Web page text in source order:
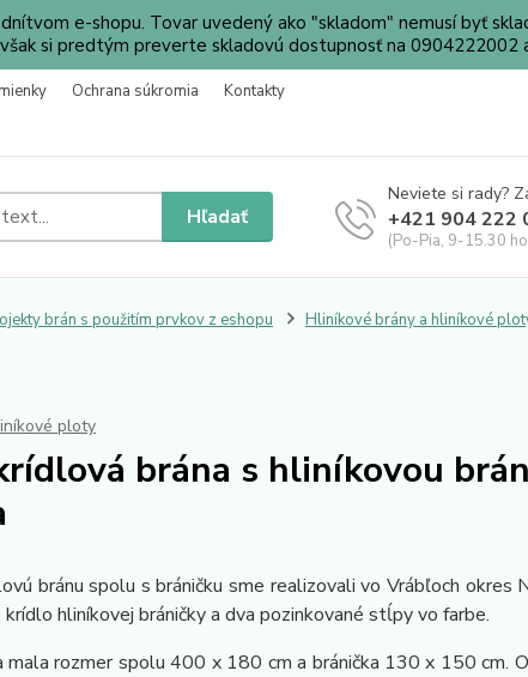
e-shopu. Tovar uvedený ako "skladom" nemusí byť
si predtým preverte skladovú dostupnosť na 0904222002
Ochrana súkromia
Kontakty
Hľadať
Neviete si rady?
+421 904 222
(Po-Pia, 9-15.30
brán s použitím prvkov z eshopu Hliníkové brány a hliníkové
ploty
brána s hliníkovou
bránu spolu s bráničku sme realizovali vo Vrábľoch okres
krídlo hliníkovej bráničky a dva pozinkované stĺpy vo farbe.
rozmer spolu 400 x 180 cm a bránička 130 x 150 cm.